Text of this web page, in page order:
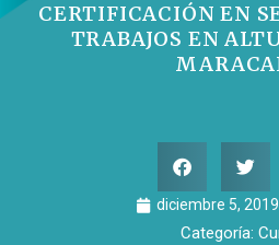
CERTIFICACIÓN EN
TRABAJOS EN
diciembre 5, 2019
Categoría: